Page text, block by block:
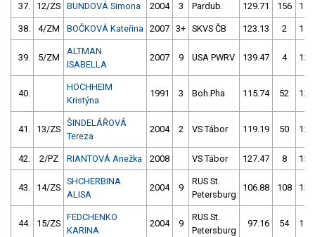
37. 12/ZS BUNDOVÁ Simona 2004 3 Pardub. 129.71 156
38. 4/ZM BOČKOVÁ Kateřina 2007 3+ SKVS ČB 123.13 2
39. 5/ZM
ALTMAN
ISABELLA
2007 9 USA PWRV 139.47 4
40.
HOCHHEIM
Kristýna
1991 3 Boh.Pha 115.74 52
41. 13/ZS
ŠINDELÁŘOVÁ
Tereza
2004 2 VS Tábor 119.19 50
42. 2/PZ RIANTOVÁ Anežka 2008 VS Tábor 127.47 8
43. 14/ZS
SHCHERBINA
ALISA
2004 9
RUS St.
Petersburg
106.88 108
44. 15/ZS
FEDCHENKO
KARINA
2004 9
RUS St.
Petersburg
97.16 54